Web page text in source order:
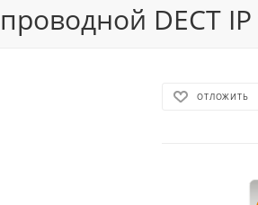
DECT
ОТЛОЖИТЬ